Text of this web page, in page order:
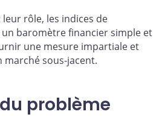
rôle, les indices de
baromètre financier simple et
une mesure impartiale et
marché sous-jacent.
problème